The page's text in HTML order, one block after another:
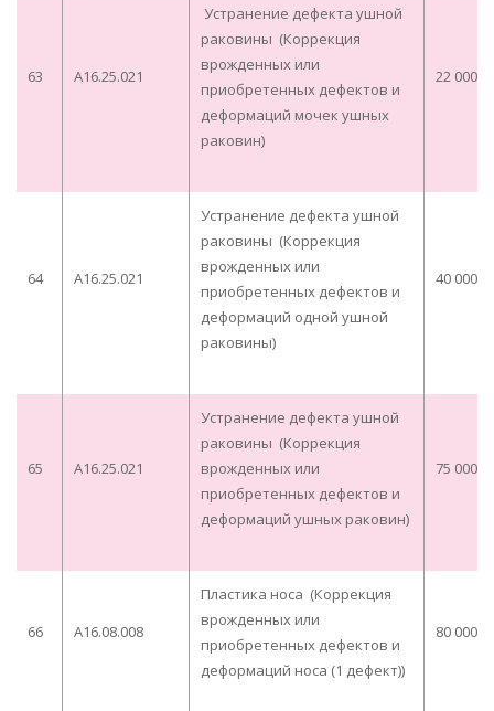
63 A16.25.021
Устранение дефекта ушной
раковины (Коррекция
врожденных или
приобретенных дефектов и
деформаций мочек ушных
раковин)
22
64 A16.25.021
Устранение дефекта ушной
раковины (Коррекция
врожденных или
приобретенных дефектов и
деформаций одной ушной
раковины)
40
65 A16.25.021
Устранение дефекта ушной
раковины (Коррекция
врожденных или
приобретенных дефектов и
деформаций ушных раковин)
75
66 A16.08.008
Пластика носа (Коррекция
врожденных или
приобретенных дефектов и
деформаций носа (1 дефект))
80